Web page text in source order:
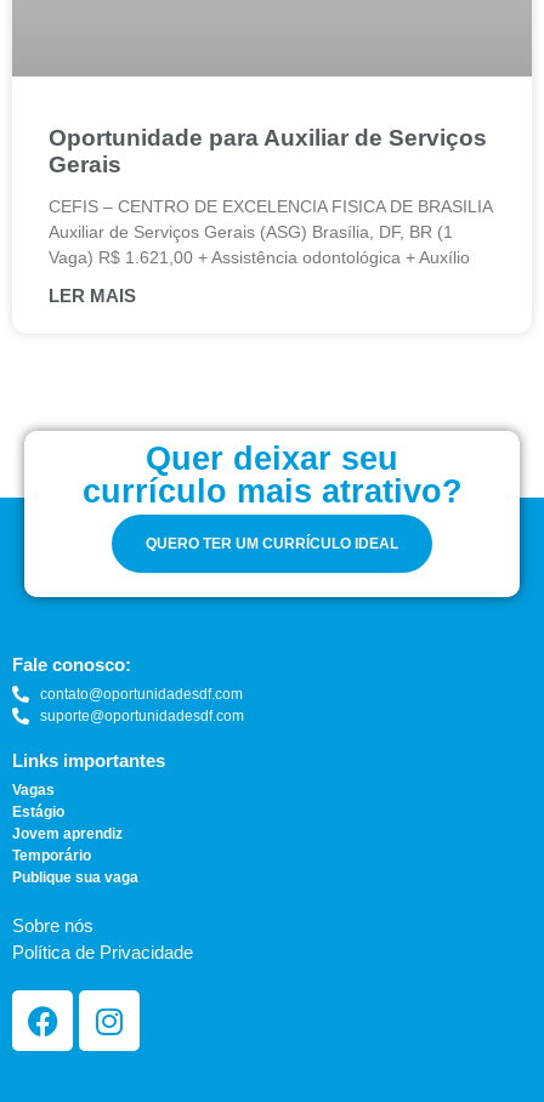
Oportunidade para Auxiliar de Serviços
Gerais
CEFIS – CENTRO DE EXCELENCIA FISICA DE BRASILIA
Auxiliar de Serviços Gerais (ASG) Brasília, DF, BR (1
Vaga) R$ 1.621,00 + Assistência odontológica + Auxílio
LER MAIS
Quer deixar seu
currículo mais atrativo?
QUERO TER UM CURRÍCULO IDEAL
Fale conosco:
contato@oportunidadesdf.com
suporte@oportunidadesdf.com
Links importantes
Vagas
Estágio
Jovem aprendiz
Temporário
Publique sua vaga
Sobre nós
Política de Privacidade